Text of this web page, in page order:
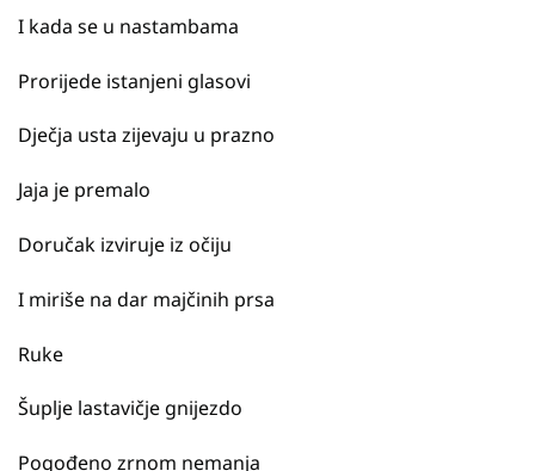
I kada se u nastambama
Prorijede istanjeni glasovi
Dječja usta zijevaju u prazno
Jaja je premalo
Doručak izviruje iz očiju
I miriše na dar majčinih prsa
Ruke
Šuplje lastavičje gnijezdo
Pogođeno zrnom nemanja